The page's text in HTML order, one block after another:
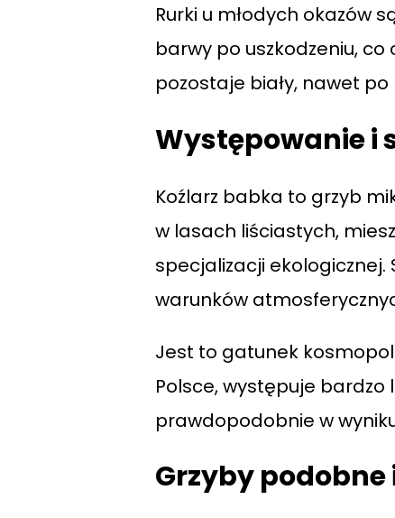
Rurki u młodych okazów
barwy po uszkodzeniu,
pozostaje biały, nawet
Występowanie i
Koźlarz babka to grzyb
w lasach liściastych,
specjalizacji
warunków
Jest to gatunek
Polsce, występuje bardzo
prawdopodobnie w
Grzyby